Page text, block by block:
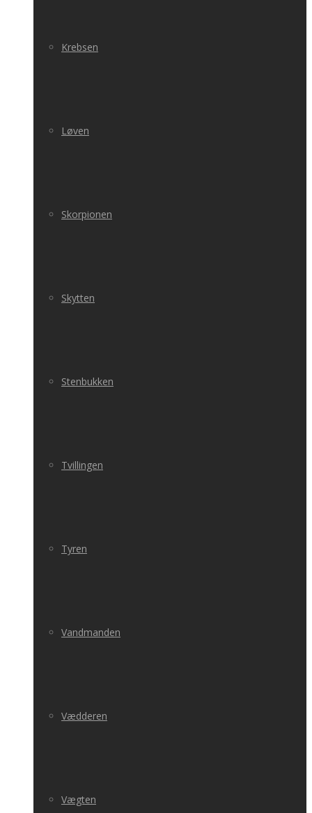
Krebsen
Løven
Skorpionen
Skytten
Stenbukken
Tvillingen
Tyren
Vandmanden
Vædderen
Vægten